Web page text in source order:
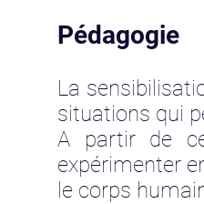
Pédagogie
La
situations qui
A partir de
expérimenter
le corps